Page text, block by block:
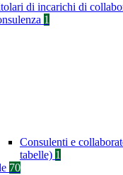
di incarichi di
1
Consulenti e
tabelle) 1
70